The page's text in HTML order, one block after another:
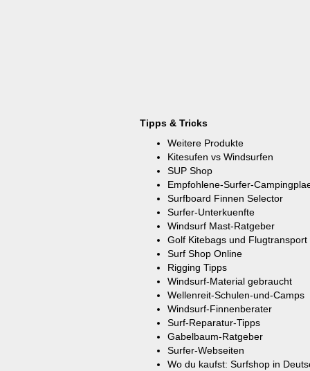
Tipps & Tricks
Weitere Produkte
Kitesufen vs Windsurfen
SUP Shop
Empfohlene-Surfer-
Surfboard Finnen Selector
Surfer-Unterkuenfte
Windsurf Mast-Ratgeber
Golf Kitebags und Flugtransport
Surf Shop Online
Rigging Tipps
Windsurf-Material gebraucht
Wellenreit-Schulen-und-Camps
Windsurf-Finnenberater
Surf-Reparatur-Tipps
Gabelbaum-Ratgeber
Surfer-Webseiten
Wo du kaufst: Surfshop in